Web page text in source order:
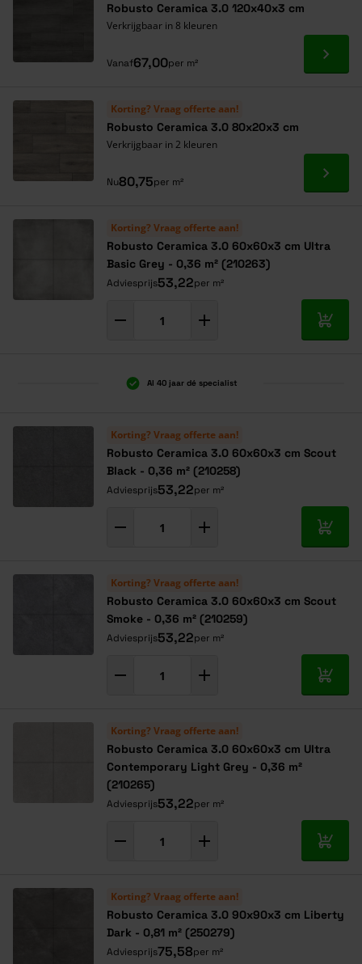
Robusto Ceramica 3.0 120x40x3 cm
Verkrijgbaar in 8 kleuren
Vanaf67,00per m² Ga
Korting? Vraag offerte aan!
Robusto Ceramica 3.0 80x20x3 cm
Verkrijgbaar in 2 kleuren
Nu80,75per m² Ga
Korting? Vraag offerte aan!
Robusto Ceramica 3.0 60x60x3 cm Ultra
Basic Grey - 0,36 m² (210263)
Adviesprijs53,22per m²
In
Al 40 jaar dé specialist
Korting? Vraag offerte aan!
Robusto Ceramica 3.0 60x60x3 cm Scout
Black - 0,36 m² (210258)
Adviesprijs53,22per m²
In
Korting? Vraag offerte aan!
Robusto Ceramica 3.0 60x60x3 cm Scout
Smoke - 0,36 m² (210259)
Adviesprijs53,22per m²
In
Korting? Vraag offerte aan!
Robusto Ceramica 3.0 60x60x3 cm Ultra
Contemporary Light Grey - 0,36 m²
(210265)
Adviesprijs53,22per m²
In
Korting? Vraag offerte aan!
Robusto Ceramica 3.0 90x90x3 cm Liberty
Dark - 0,81 m² (250279)
Adviesprijs75,58per m²